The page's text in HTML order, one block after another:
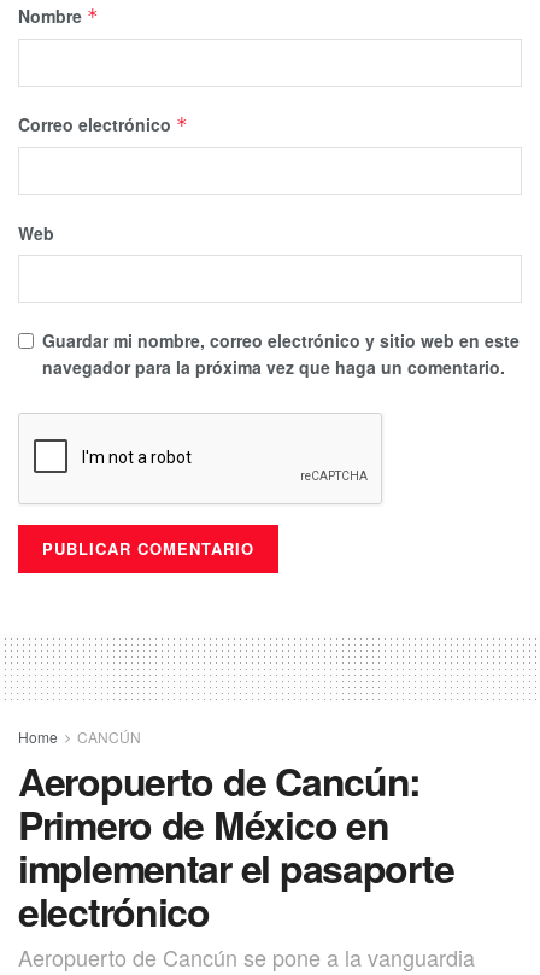
Nombre *
Correo electrónico *
Web
Guardar mi nombre, correo electrónico y sitio web en este
navegador para la próxima vez que haga un comentario.
Home CANCÚN
Aeropuerto de Cancún:
Primero de México en
implementar el pasaporte
electrónico
Aeropuerto de Cancún se pone a la vanguardia